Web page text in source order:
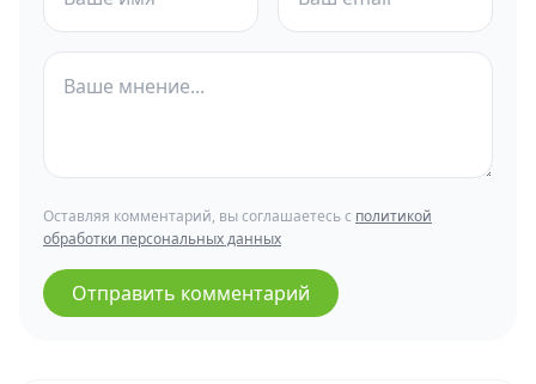
Оставляя комментарий, вы соглашаетесь с политикой
обработки персональных данных
Отправить комментарий